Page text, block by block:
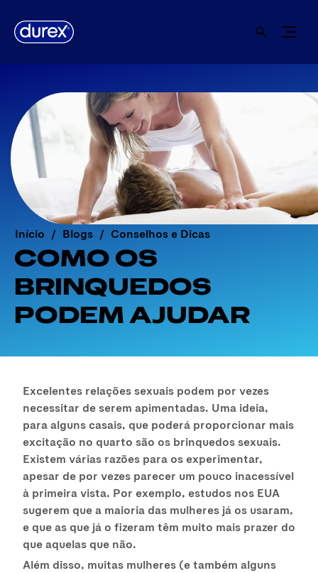
Início Blogs Conselhos e Dicas
COMO OS
BRINQUEDOS
PODEM AJUDAR
Excelentes relações sexuais podem por vezes
necessitar de serem apimentadas. Uma ideia,
para alguns casais, que poderá proporcionar mais
excitação no quarto são os brinquedos sexuais.
Existem várias razões para os experimentar,
apesar de por vezes parecer um pouco inacessível
à primeira vista. Por exemplo, estudos nos EUA
sugerem que a maioria das mulheres já os usaram,
e que as que já o fizeram têm muito mais prazer do
que aquelas que não.
Além disso, muitas mulheres (e também alguns